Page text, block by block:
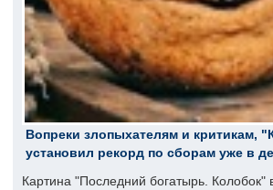
Вопреки злопыхателям и критикам,
установил рекорд по сборам уже в
Картина "Последний богатырь. Колобок"